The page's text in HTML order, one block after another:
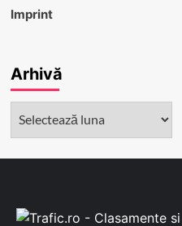
Imprint
Arhivă